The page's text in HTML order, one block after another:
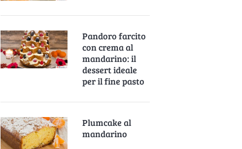
Pandoro farcito
con crema al
mandarino: il
dessert ideale
per il fine pasto
Plumcake al
mandarino